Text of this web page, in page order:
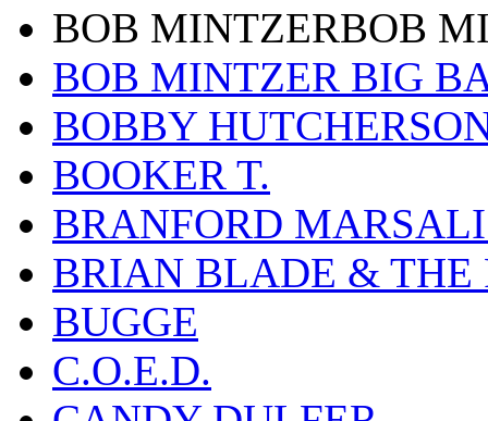
BOB MINTZERBOB
BOB MINTZER BIG
BOBBY
BOOKER T.
BRANFORD
BRIAN BLADE & THE
BUGGE
C.O.E.D.